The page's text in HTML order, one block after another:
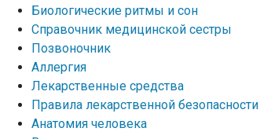
Биологические ритмы и сон
Справочник медицинской сестры
Позвоночник
Аллергия
Лекарственные средства
Правила лекарственной безопасности
Aнатомия человека